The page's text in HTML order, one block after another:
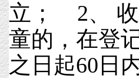
立； 2、 收
童的，在登
之日起60日